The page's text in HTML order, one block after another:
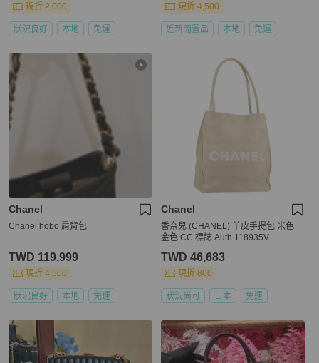
現折 2,000
狀況良好 本地 免運
現折 4,500
近新閒置品 本地 免運
Chanel
Chanel hobo 肩背包
TWD 119,999
現折 4,500
狀況良好 本地 免運
Chanel
香奈兒 (CHANEL) 羊皮手提包 米色
金色 CC 標誌 Auth 118935V
TWD 46,683
現折 800
狀況尚可 日本 免運